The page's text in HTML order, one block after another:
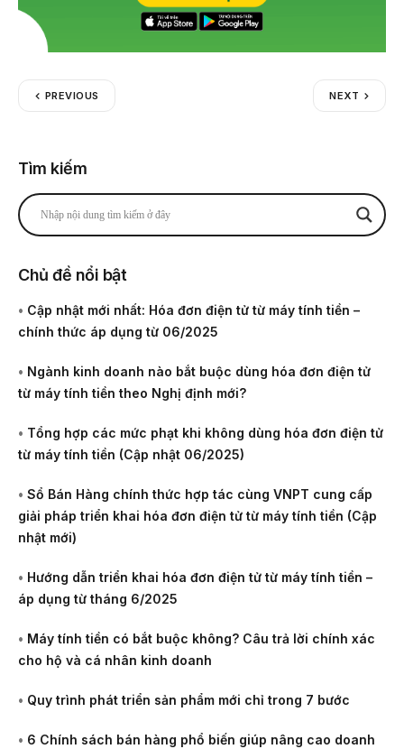
PREVIOUS NEXT
Tìm kiếm
Chủ đề nổi bật
• Cập nhật mới nhất: Hóa đơn điện tử từ máy tính tiền –
chính thức áp dụng từ 06/2025
• Ngành kinh doanh nào bắt buộc dùng hóa đơn điện tử
từ máy tính tiền theo Nghị định mới?
• Tổng hợp các mức phạt khi không dùng hóa đơn điện tử
từ máy tính tiền (Cập nhật 06/2025)
• Sổ Bán Hàng chính thức hợp tác cùng VNPT cung cấp
giải pháp triển khai hóa đơn điện tử từ máy tính tiền (Cập
nhật mới)
• Hướng dẫn triển khai hóa đơn điện tử từ máy tính tiền –
áp dụng từ tháng 6/2025
• Máy tính tiền có bắt buộc không? Câu trả lời chính xác
cho hộ và cá nhân kinh doanh
• Quy trình phát triển sản phẩm mới chỉ trong 7 bước
• 6 Chính sách bán hàng phổ biến giúp nâng cao doanh